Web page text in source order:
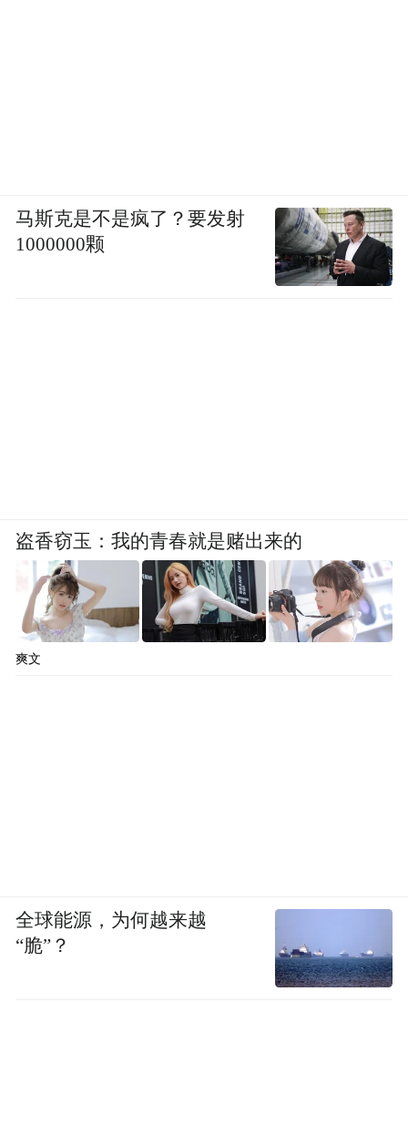
马斯克是不是疯了？要发射
1000000颗
盗香窃玉：我的青春就是赌出来的
爽文
全球能源，为何越来越
“脆”？